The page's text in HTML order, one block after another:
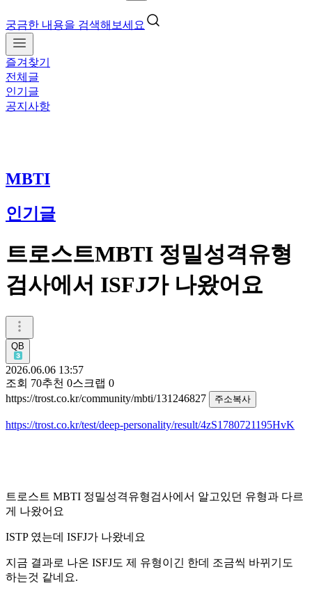
궁금한 내용을 검색해보세요
즐겨찾기
전체글
인기글
공지사항
MBTI
인기글
트로스트MBTI 정밀성격유형
검사에서 ISFJ가 나왔어요
QB
2026.06.06 13:57
조회 70추천 0스크랩 0
https://trost.co.kr/community/mbti/131246827
주소복사
https://trost.co.kr/test/deep-personality/result/4zS1780721195HvK
트로스트 MBTI 정밀성격유형검사에서 알고있던 유형과 다르
게 나왔어요
ISTP 였는데 ISFJ가 나왔네요
지금 결과로 나온 ISFJ도 제 유형이긴 한데 조금씩 바뀌기도
하는것 같네요.